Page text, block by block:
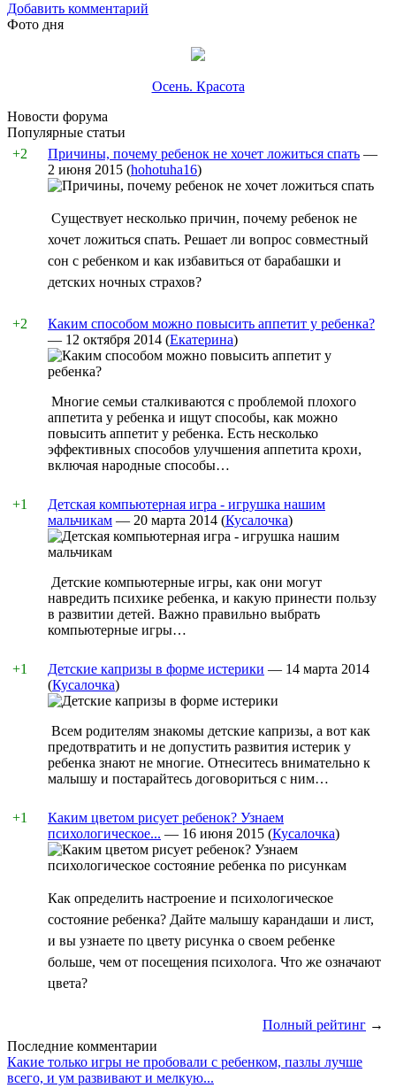
Добавить комментарий
Фото дня
Осень. Красота
Новости форума
Популярные статьи
+2
Причины, почему ребенок не хочет ложиться спать —
2 июня 2015 (hohotuha16)
Существует несколько причин, почему ребенок не
хочет ложиться спать. Решает ли вопрос совместный
сон с ребенком и как избавиться от барабашки и
детских ночных страхов?
+2
Каким способом можно повысить аппетит у ребенка?
— 12 октября 2014 (Екатерина)
Многие семьи сталкиваются с проблемой плохого
аппетита у ребенка и ищут способы, как можно
повысить аппетит у ребенка. Есть несколько
эффективных способов улучшения аппетита крохи,
включая народные способы…
+1
Детская компьютерная игра - игрушка нашим
мальчикам — 20 марта 2014 (Кусалочка)
Детские компьютерные игры, как они могут
навредить психике ребенка, и какую принести пользу
в развитии детей. Важно правильно выбрать
компьютерные игры…
+1 Детские капризы в форме истерики — 14 марта 2014
(Кусалочка)
Всем родителям знакомы детские капризы, а вот как
предотвратить и не допустить развития истерик у
ребенка знают не многие. Отнеситесь внимательно к
малышу и постарайтесь договориться с ним…
+1
Каким цветом рисует ребенок? Узнаем
психологическое... — 16 июня 2015 (Кусалочка)
Как определить настроение и психологическое
состояние ребенка? Дайте малышу карандаши и лист,
и вы узнаете по цвету рисунка о своем ребенке
больше, чем от посещения психолога. Что же означают
цвета?
Полный рейтинг →
Последние комментарии
Какие только игры не пробовали с ребенком, пазлы лучше
всего, и ум развивают и мелкую...